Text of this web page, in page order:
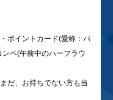
ポイントカード(愛称：パ
ペ(午前中のハーフラウ
だ、お持ちでない方も当